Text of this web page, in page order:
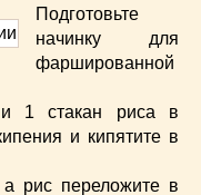
Подготовьте
начинку для
фаршированной
1 стакан риса в
и кипятите в
рис переложите в